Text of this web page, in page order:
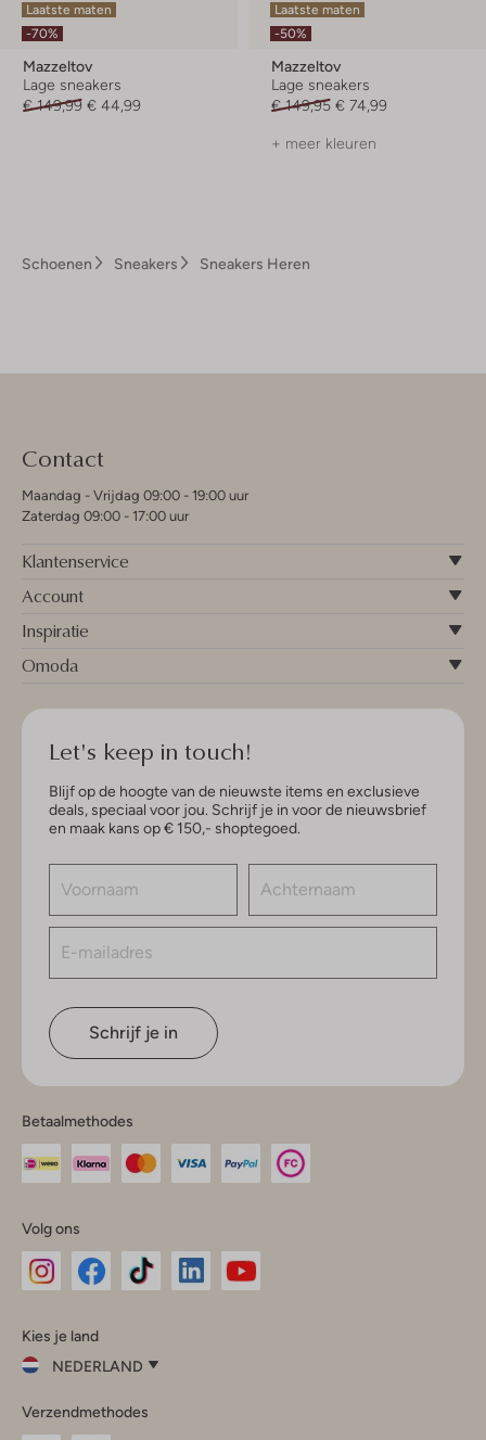
Laatste maten
-70%
Mazzeltov
Lage sneakers
€ 149,99 € 44,99
Laatste maten
-50%
Mazzeltov
Lage sneakers
€ 149,95 € 74,99
+ meer kleuren
Schoenen Sneakers Sneakers Heren
Contact
Maandag - Vrijdag 09:00 - 19:00 uur
Zaterdag 09:00 - 17:00 uur
Klantenservice
Account
Inspiratie
Omoda
Let's keep in touch!
Blijf op de hoogte van de nieuwste items en exclusieve
deals, speciaal voor jou. Schrijf je in voor de nieuwsbrief
en maak kans op € 150,- shoptegoed.
Schrijf je in
Betaalmethodes
Volg ons
InstagramFacebook
Kies je land
NEDERLAND
je
land
Verzendmethodes